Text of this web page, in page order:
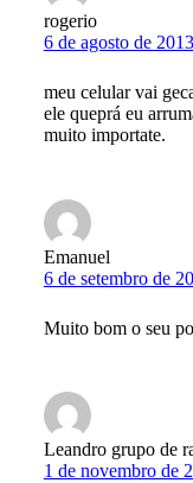
rogerio
6 de agosto de 2013
meu celular vai
ele queprá eu
muito importate.
Emanuel
6 de setembro de
Muito bom o seu
Leandro grupo de
1 de novembro de